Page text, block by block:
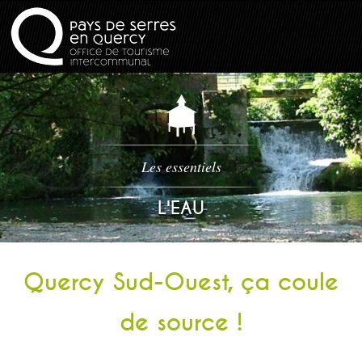
Les essentiels
L'EAU
Quercy Sud-Ouest, ça coule
de source !